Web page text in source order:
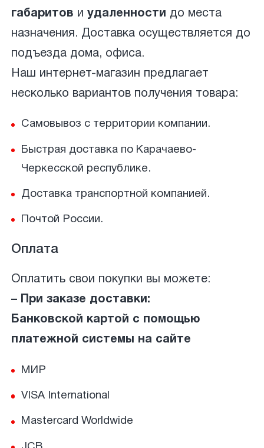
габаритов и удаленности до места
назначения. Доставка осуществляется до
подъезда дома, офиса.
Наш интернет-магазин предлагает
несколько вариантов получения товара:
Самовывоз с территории компании.
Быстрая доставка по Карачаево-
Черкесской республике.
Доставка транспортной компанией.
Почтой России.
Оплата
Оплатить свои покупки вы можете:
– При заказе доставки:
Банковской картой с помощью
платежной системы на сайте
МИР
VISA International
Mastercard Worldwide